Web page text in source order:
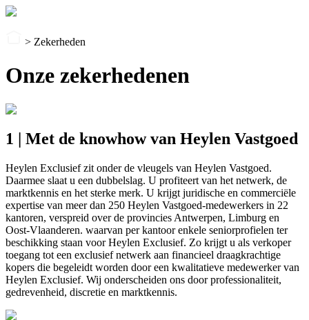
> Zekerheden
Onze zekerhedenen
1 | Met de knowhow van Heylen Vastgoed
Heylen Exclusief zit onder de vleugels van Heylen Vastgoed.
Daarmee slaat u een dubbelslag. U profiteert van het netwerk, de
marktkennis en het sterke merk. U krijgt juridische en commerciële
expertise van meer dan 250 Heylen Vastgoed-medewerkers in 22
kantoren, verspreid over de provincies Antwerpen, Limburg en
Oost-Vlaanderen. waarvan per kantoor enkele seniorprofielen ter
beschikking staan voor Heylen Exclusief. Zo krijgt u als verkoper
toegang tot een exclusief netwerk aan financieel draagkrachtige
kopers die begeleidt worden door een kwalitatieve medewerker van
Heylen Exclusief. Wij onderscheiden ons door professionaliteit,
gedrevenheid, discretie en marktkennis.